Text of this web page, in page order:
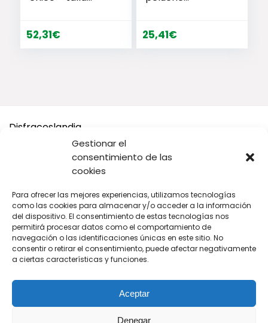
Gestionar el
consentimiento de las
cookies
Para ofrecer las mejores experiencias, utilizamos tecnologías
como las cookies para almacenar y/o acceder a la información
del dispositivo. El consentimiento de estas tecnologías nos
permitirá procesar datos como el comportamiento de
navegación o las identificaciones únicas en este sitio. No
consentir o retirar el consentimiento, puede afectar negativamente
a ciertas características y funciones.
Aceptar
Denegar
52,31€ 25,41€
Disfraceslandia
Buscamos Disfraces Originales y divertidos, así como todo
tipo de accesorios y complementos para tu disfraz o tus
A cambio solo te pedimos que si vas a comprar en Amazon,
compres desde nuestros enlaces.
De cada venta recibimos una pequeña comisión para seguir
manteniendo este sitio web tan original y divertido para ti.